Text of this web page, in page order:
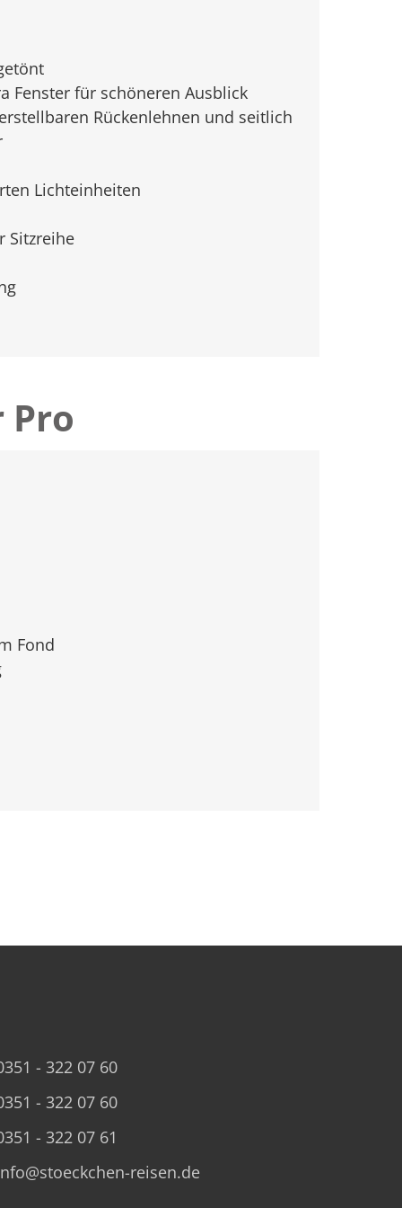
Fenster für schöneren Ausblick
Rückenlehnen und seitlich
Lichteinheiten
Sitzreihe
Pro
Fond
- 322 07 60
- 322 07 60
- 322 07 61
reisen.de